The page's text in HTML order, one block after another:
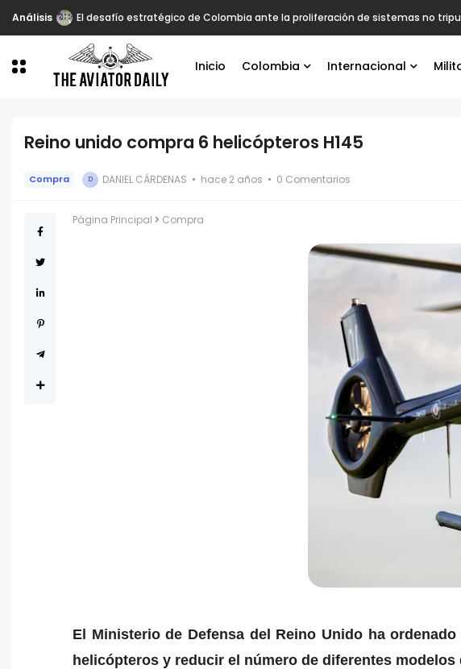
Análisis El desafío estratégico de Colombia ante la proliferación de sistemas no
Inicio Colombia Internacional
Reino unido compra 6 helicópteros H145
Compra D DANIEL CÁRDENAS hace 2 años 0 Comentarios
Página Principal Compra
El Ministerio de Defensa del Reino Unido ha
helicópteros y reducir el número de diferentes